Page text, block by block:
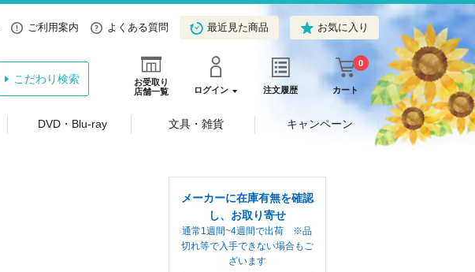
ご利用案内 よくある質問 最近見た商品 お気に入り
お受取り
店舗一覧
ログイン 注文履歴 カート
0
こだわり検索
DVD・Blu-ray 文具・雑貨 キャンペーン
メーカーに在庫有無を確認
し、お取り寄せ
通常1週間~4週間で出荷 ※品
切れ等で入手できない場合もご
ざいます